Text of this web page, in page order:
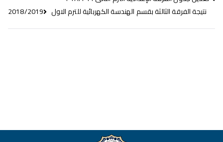
نتيجة الفرقة الثالثة بقسم الهندسة الكهربائية للترم الاول 2018/2019